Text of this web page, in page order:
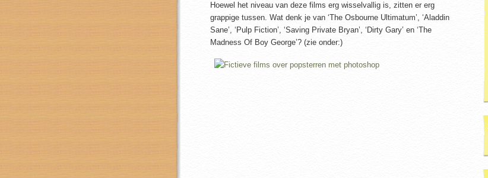
Hoewel het niveau van deze films erg wisselvallig is, zitten er erg
grappige tussen. Wat denk je van ‘The Osbourne Ultimatum’, ‘Aladdin
Sane’, ‘Pulp Fiction’, ‘Saving Private Bryan’, ‘Dirty Gary’ en ‘The
Madness Of Boy George’? (zie onder:)